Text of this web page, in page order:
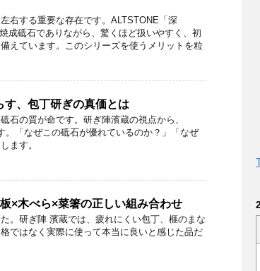
右する重要な存在です。ALTSTONE「深
成砥石でありながら、驚くほど扱いやすく、初
えています。このシリーズを使うメリットを粒
、包丁研ぎの真価とは
石の質が命です。研ぎ陣濱蔵の視点から、
。「なぜこの砥石が優れているのか？」「なぜ
ます。
×木べら×菜箸の正しい組み合わせ
。研ぎ陣 濱蔵では、疲れにくい包丁、榧のまな
ではなく実際に使って本当に良いと感じた品だ